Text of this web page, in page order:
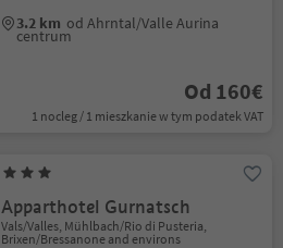
3.2 km od Ahrntal/Valle Aurina
centrum
Od 160€
1 nocleg / 1 mieszkanie w tym podatek VAT
Apparthotel Gurnatsch
Vals/Valles, Mühlbach/Rio di Pusteria,
Brixen/Bressanone and environs